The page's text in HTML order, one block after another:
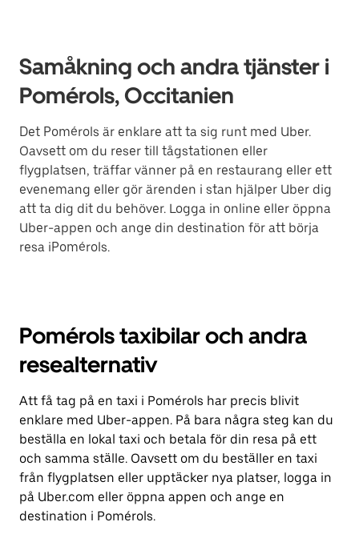
Samåkning och andra tjänster i
Pomérols, Occitanien
Det Pomérols är enklare att ta sig runt med Uber.
Oavsett om du reser till tågstationen eller
flygplatsen, träffar vänner på en restaurang eller ett
evenemang eller gör ärenden i stan hjälper Uber dig
att ta dig dit du behöver. Logga in online eller öppna
Uber-appen och ange din destination för att börja
resa iPomérols.
Pomérols taxibilar och andra
resealternativ
Att få tag på en taxi i Pomérols har precis blivit
enklare med Uber-appen. På bara några steg kan du
beställa en lokal taxi och betala för din resa på ett
och samma ställe. Oavsett om du beställer en taxi
från flygplatsen eller upptäcker nya platser, logga in
på Uber.com eller öppna appen och ange en
destination i Pomérols.